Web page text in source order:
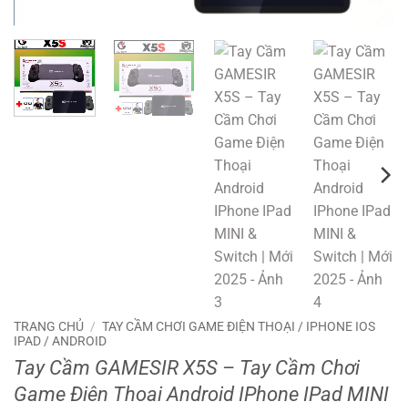
TRANG CHỦ / TAY CẦM CHƠI GAME ĐIỆN THOẠI / IPHONE IOS
IPAD / ANDROID
Tay Cầm GAMESIR X5S – Tay Cầm Chơi
Game Điện Thoại Android IPhone IPad MINI